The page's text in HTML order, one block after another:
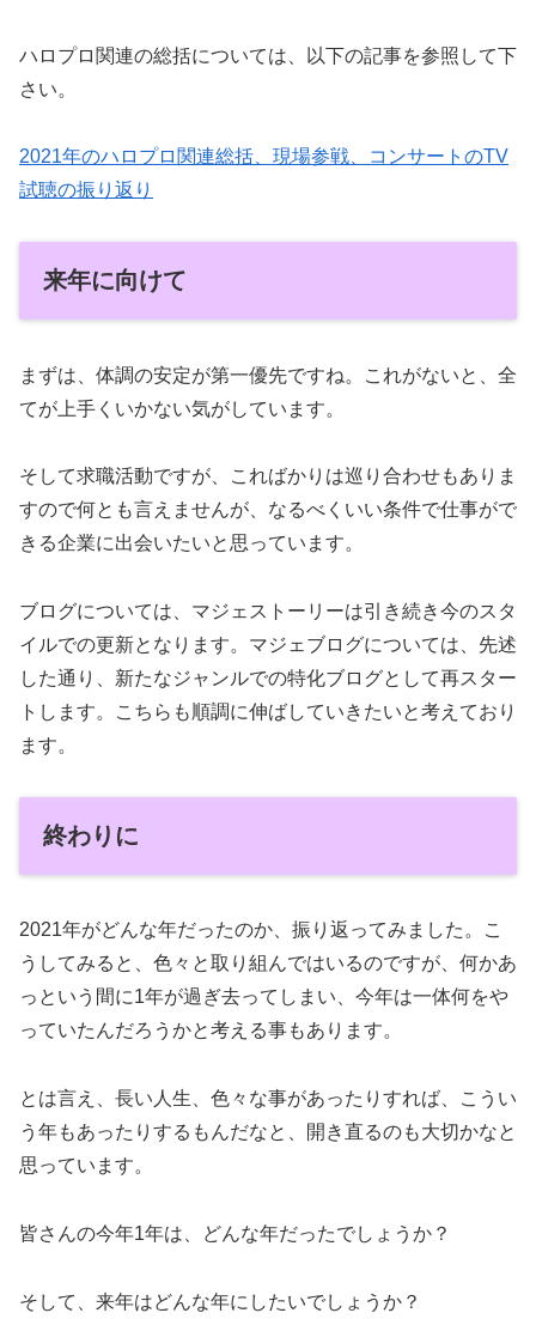
ハロプロ関連の総括については、以下の記事を参照して下
さい。
2021年のハロプロ関連総括、現場参戦、コンサートのTV
試聴の振り返り
来年に向けて
まずは、体調の安定が第一優先ですね。これがないと、全
てが上手くいかない気がしています。
そして求職活動ですが、こればかりは巡り合わせもありま
すので何とも言えませんが、なるべくいい条件で仕事がで
きる企業に出会いたいと思っています。
ブログについては、マジェストーリーは引き続き今のスタ
イルでの更新となります。マジェブログについては、先述
した通り、新たなジャンルでの特化ブログとして再スター
トします。こちらも順調に伸ばしていきたいと考えており
ます。
終わりに
2021年がどんな年だったのか、振り返ってみました。こ
うしてみると、色々と取り組んではいるのですが、何かあ
っという間に1年が過ぎ去ってしまい、今年は一体何をや
っていたんだろうかと考える事もあります。
とは言え、長い人生、色々な事があったりすれば、こうい
う年もあったりするもんだなと、開き直るのも大切かなと
思っています。
皆さんの今年1年は、どんな年だったでしょうか？
そして、来年はどんな年にしたいでしょうか？